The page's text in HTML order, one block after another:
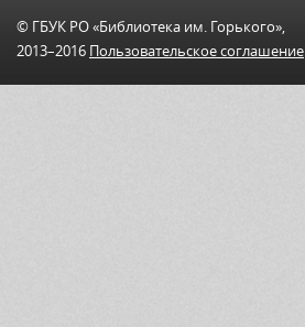
© ГБУК РО «Библиотека им. Горького»,
2013–2016 Пользовательскоe соглашениe